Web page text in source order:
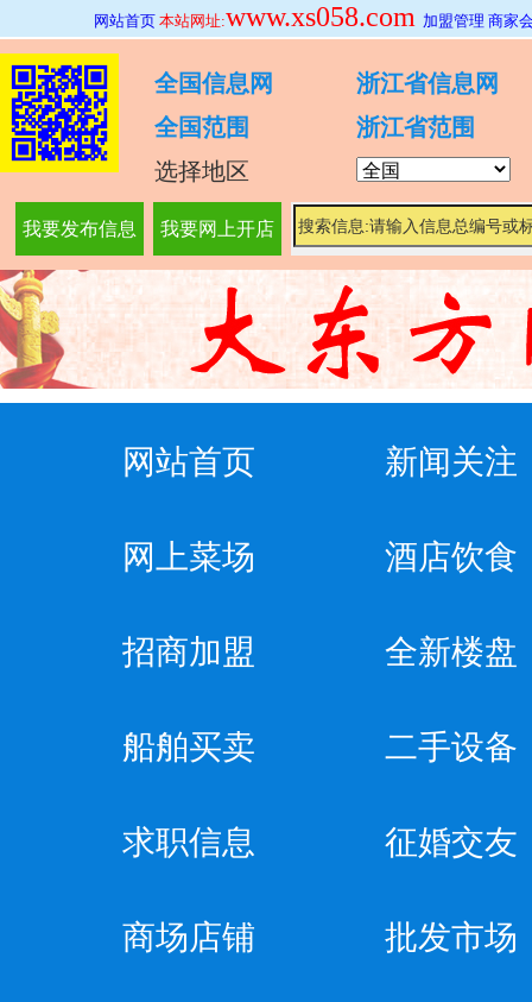
网站首页 本站网址:www.xs058.com 加盟管理 商家
全国信息网
浙江省信息网
全国范围
浙江省范围
选择地区
我要发布信息 我要网上开店
网站首页 新闻关注
网上菜场 酒店饮食
招商加盟 全新楼盘
船舶买卖 二手设备
求职信息 征婚交友
商场店铺 批发市场